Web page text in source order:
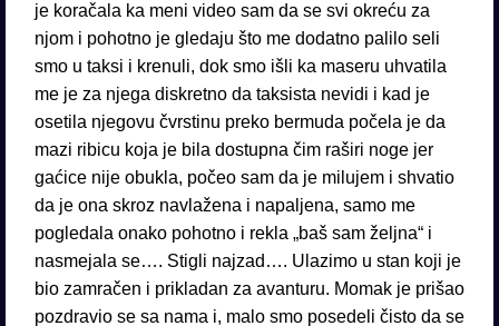
je koračala ka meni video sam da se svi okreću za
njom i pohotno je gledaju što me dodatno palilo seli
smo u taksi i krenuli, dok smo išli ka maseru uhvatila
me je za njega diskretno da taksista nevidi i kad je
osetila njegovu čvrstinu preko bermuda počela je da
mazi ribicu koja je bila dostupna čim raširi noge jer
gaćice nije obukla, počeo sam da je milujem i shvatio
da je ona skroz navlažena i napaljena, samo me
pogledala onako pohotno i rekla „baš sam željna“ i
nasmejala se…. Stigli najzad…. Ulazimo u stan koji je
bio zamračen i prikladan za avanturu. Momak je prišao
pozdravio se sa nama i, malo smo posedeli čisto da se